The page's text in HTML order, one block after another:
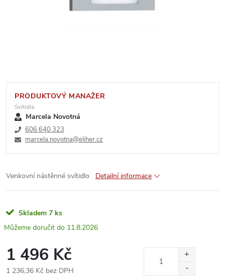
PRODUKTOVÝ MANAŽER
Svítidla
Marcela Novotná
606 640 323
marcela.novotna@eliher.cz
Venkovní nástěnné svítidlo Detailní informace
Skladem 7 ks
11.8.2026
1 496 Kč
1 236,36 Kč bez DPH